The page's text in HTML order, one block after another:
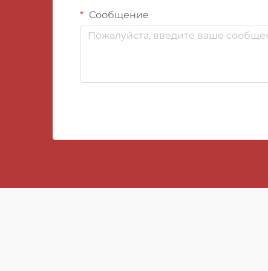
Сообщение